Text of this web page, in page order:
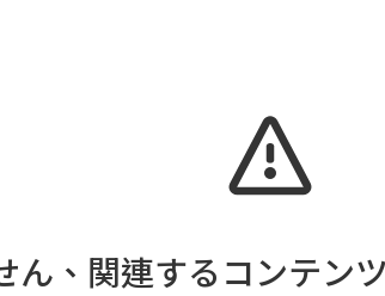
ん、関連するコンテン